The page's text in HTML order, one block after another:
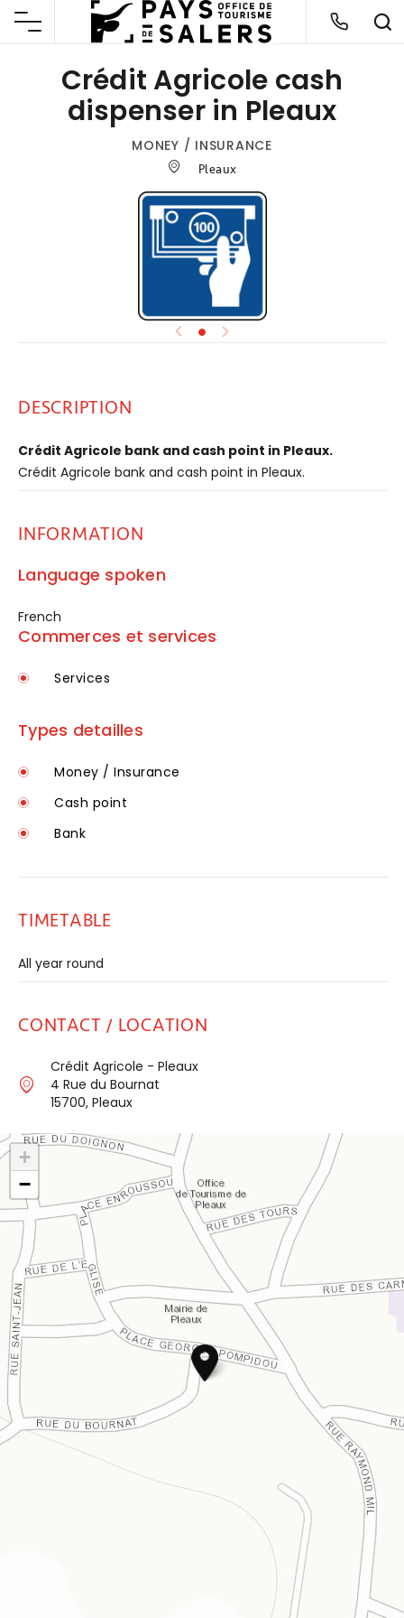
Crédit Agricole cash
dispenser in Pleaux
MONEY / INSURANCE
Pleaux
DESCRIPTION
Crédit Agricole bank and cash point in Pleaux.
Crédit Agricole bank and cash point in Pleaux.
INFORMATION
Language spoken
French
Commerces et services
Services
Types detailles
Money / Insurance
Cash point
Bank
TIMETABLE
All year round
CONTACT / LOCATION
Crédit Agricole - Pleaux
4 Rue du Bournat
15700, Pleaux
+
−